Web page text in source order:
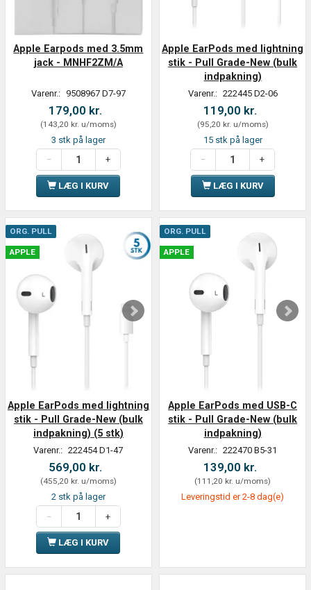
Apple Earpods med 3.5mm
jack - MNHF2ZM/A
Varenr.: 9508967 D7-97
179,00 kr.
(143,20 kr. u/moms)
3 stk på lager
LÆG I KURV
Apple EarPods med lightning
stik - Pull Grade-New (bulk
indpakning)
Varenr.: 222445 D2-06
119,00 kr.
(95,20 kr. u/moms)
15 stk på lager
LÆG I KURV
ORG. PULL
APPLE
Apple EarPods med lightning
stik - Pull Grade-New (bulk
indpakning) (5 stk)
Varenr.: 222454 D1-47
569,00 kr.
(455,20 kr. u/moms)
2 stk på lager
LÆG I KURV
ORG. PULL
APPLE
Apple EarPods med USB-C
stik - Pull Grade-New (bulk
indpakning)
Varenr.: 222470 B5-31
139,00 kr.
(111,20 kr. u/moms)
Leveringstid er 2-8 dag(e)